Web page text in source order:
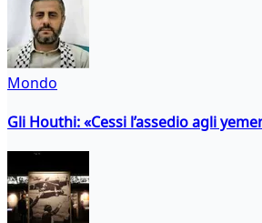
Mondo
Gli Houthi: «Cessi l’assedio agli